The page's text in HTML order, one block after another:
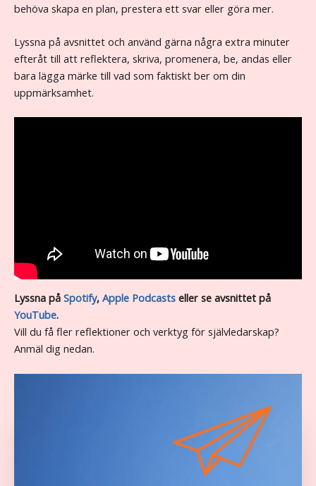
behöva skapa en plan, prestera ett svar eller göra mer.
Lyssna på avsnittet och använd gärna några extra minuter
efteråt till att reflektera, skriva, promenera, be, andas eller
bara lägga märke till vad som faktiskt ber om din
uppmärksamhet.
Lyssna på Spotify, Apple Podcasts eller se avsnittet på
YouTube.
Vill du få fler reflektioner och verktyg för självledarskap?
Anmäl dig nedan.